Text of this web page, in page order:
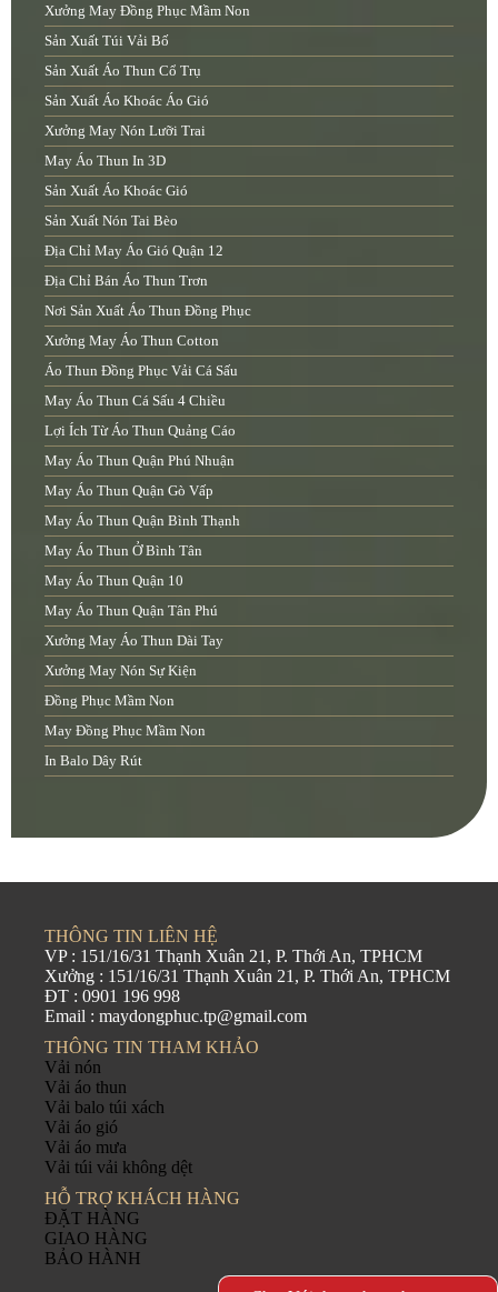
Xưởng May Đồng Phục Mầm Non
Sản Xuất Túi Vải Bố
Sản Xuất Áo Thun Cổ Trụ
Sản Xuất Áo Khoác Áo Gió
Xưởng May Nón Lưỡi Trai
May Áo Thun In 3D
Sản Xuất Áo Khoác Gió
Sản Xuất Nón Tai Bèo
Địa Chỉ May Áo Gió Quận 12
Địa Chỉ Bán Áo Thun Trơn
Nơi Sản Xuất Áo Thun Đồng Phục
Xưởng May Áo Thun Cotton
Áo Thun Đồng Phục Vải Cá Sấu
May Áo Thun Cá Sấu 4 Chiều
Lợi Ích Từ Áo Thun Quảng Cáo
May Áo Thun Quận Phú Nhuận
May Áo Thun Quận Gò Vấp
May Áo Thun Quận Bình Thạnh
May Áo Thun Ở Bình Tân
May Áo Thun Quận 10
May Áo Thun Quận Tân Phú
Xưởng May Áo Thun Dài Tay
Xưởng May Nón Sự Kiện
Đồng Phục Mầm Non
May Đồng Phục Mầm Non
In Balo Dây Rút
THÔNG TIN LIÊN HỆ
VP : 151/16/31 Thạnh Xuân 21, P. Thới An, TPHCM
Xưởng : 151/16/31 Thạnh Xuân 21, P. Thới An, TPHCM
ĐT : 0901 196 998
Email : maydongphuc.tp@gmail.com
THÔNG TIN THAM KHẢO
Vải nón
Vải áo thun
Vải balo túi xách
Vải áo gió
Vải áo mưa
Vải túi vải không dệt
HỖ TRỢ KHÁCH HÀNG
ĐẶT HÀNG
GIAO HÀNG
BẢO HÀNH